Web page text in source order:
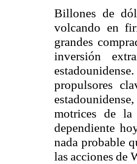
Billones de
volcando en
grandes
inversión
propulsores
motrices de
dependiente
nada probable
las acciones de